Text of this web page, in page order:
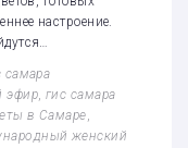
настроение.
самара
эфир гис самара
в Самаре
женский